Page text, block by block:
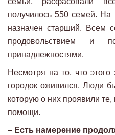
получилось 550 семей.
назначен старший. Всем
продовольствием и
принадлежностями.
Несмотря на то, что
городок оживился. Люди
которую о них проявили те,
помощи.
– Есть намерение